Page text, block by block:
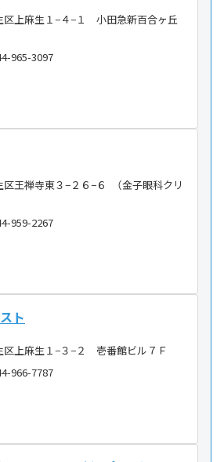
区上麻生１−４−１ 小田急新百合ヶ丘
965-3097
王禅寺東３−２６−６ （金子眼科クリ
959-2267
ト
区上麻生１−３−２ 壱番館ビル７Ｆ
966-7787